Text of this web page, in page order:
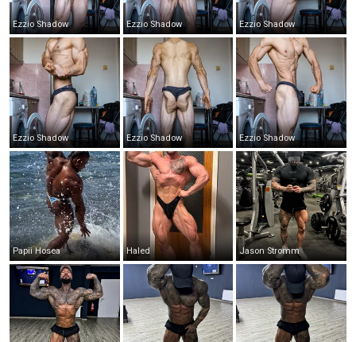
Ezzio Shadow Ezzio Shadow Ezzio Shadow
Ezzio Shadow Ezzio Shadow Ezzio Shadow
Papii Hosea Haled Jason Stromm